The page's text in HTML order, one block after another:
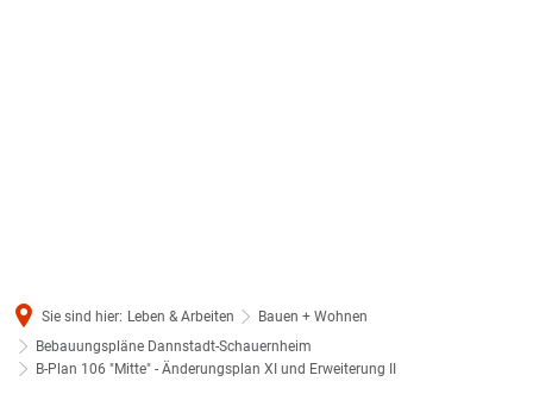
Sie sind hier: Leben & Arbeiten
Bauen + Wohnen
Bebauungspläne Dannstadt-Schauernheim
B-Plan 106 "Mitte" - Änderungsplan XI und Erweiterung II